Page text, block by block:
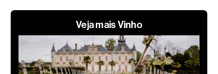
Veja mais Vinho